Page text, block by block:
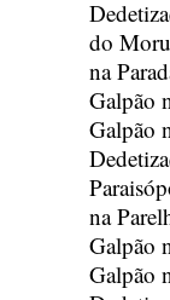
do
na
Galpão
Galpão
na
Galpão
Galpão